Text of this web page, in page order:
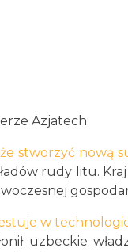
Azjatech:
stworzyć nową
rudy litu.
w
uzbeckie